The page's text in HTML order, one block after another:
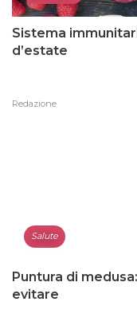
Sistema
d’estate
Redazione
Salute
Puntura di
evitare